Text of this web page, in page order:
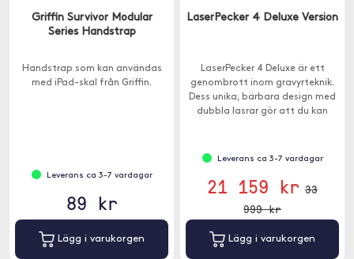
Griffin Survivor Modular
Series Handstrap
Handstrap som kan användas
med iPad-skal från Griffin.
Leverans ca 3-7 vardagar
89 kr
Lägg i varukorgen
LaserPecker 4 Deluxe Version
LaserPecker 4 Deluxe är ett
genombrott inom gravyrteknik.
Dess unika, bärbara design med
dubbla lasrar gör att du kan
Leverans ca 3-7 vardagar
21 159 kr 33
999 kr
Lägg i varukorgen